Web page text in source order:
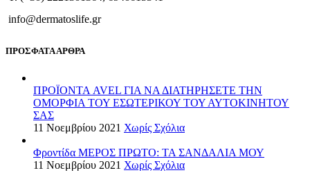
info@dermatoslife.gr
ΠΡΟΣΦΑΤΑ ΑΡΘΡΑ
ΠΡΟΪΟΝΤΑ AVEL ΓΙΑ ΝΑ ΔΙΑΤΗΡΗΣΕΤΕ ΤΗΝ
ΟΜΟΡΦΙΑ ΤΟΥ ΕΣΩΤΕΡΙΚΟΥ ΤΟΥ ΑΥΤΟΚΙΝΗΤΟΥ
ΣΑΣ
11 Νοεμβρίου 2021 Χωρίς Σχόλια
Φροντίδα ΜΕΡΟΣ ΠΡΩΤΟ: ΤΑ ΣΑΝΔΑΛΙΑ ΜΟΥ
11 Νοεμβρίου 2021 Χωρίς Σχόλια